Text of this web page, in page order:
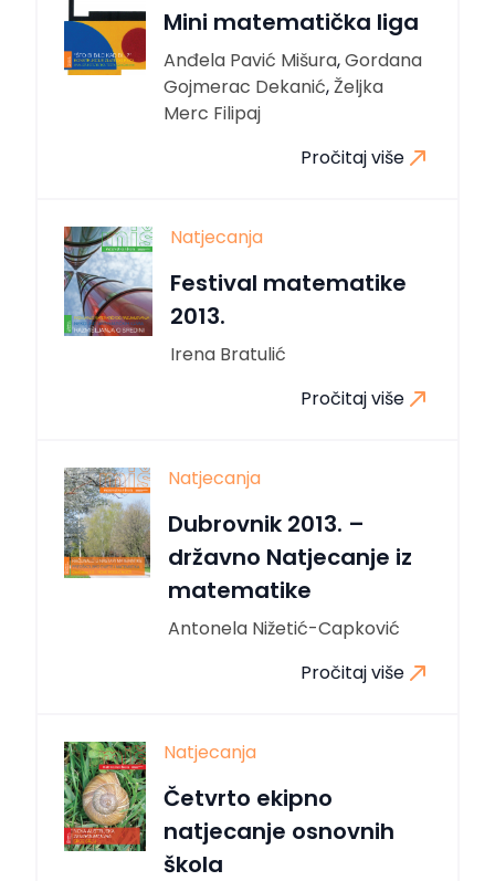
Mini matematička liga
Anđela Pavić Mišura,Gordana
Gojmerac Dekanić,Željka
Merc Filipaj
Pročitaj više
Natjecanja
Festival matematike
2013.
Irena Bratulić
Pročitaj više
Natjecanja
Dubrovnik 2013. –
državno Natjecanje iz
matematike
Antonela Nižetić-Capković
Pročitaj više
Natjecanja
Četvrto ekipno
natjecanje osnovnih
škola